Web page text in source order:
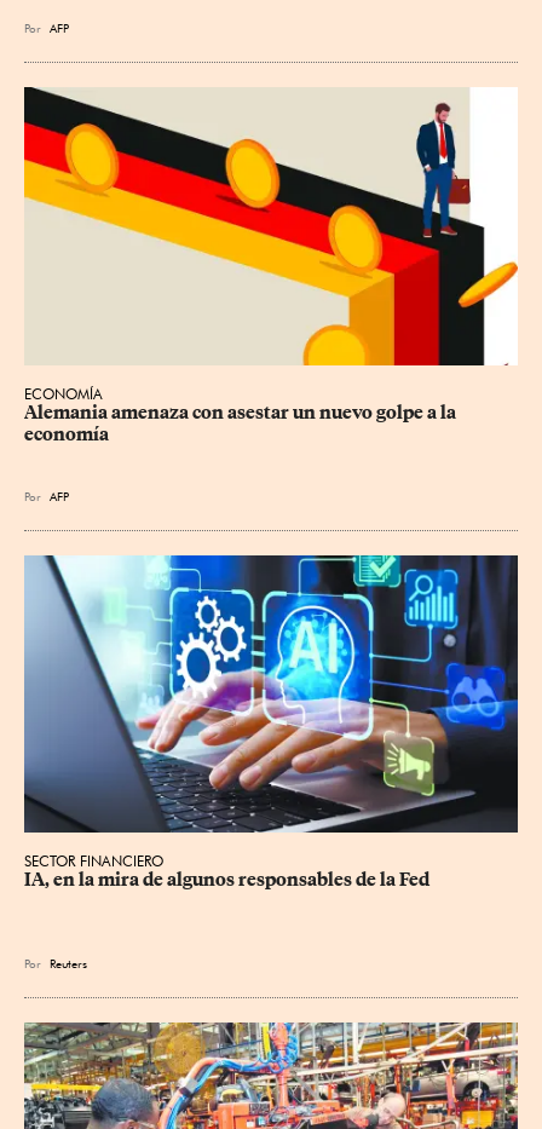
Por AFP
ECONOMÍA
Alemania amenaza con asestar un nuevo golpe a la
economía
Por AFP
SECTOR FINANCIERO
IA, en la mira de algunos responsables de la Fed
Por Reuters